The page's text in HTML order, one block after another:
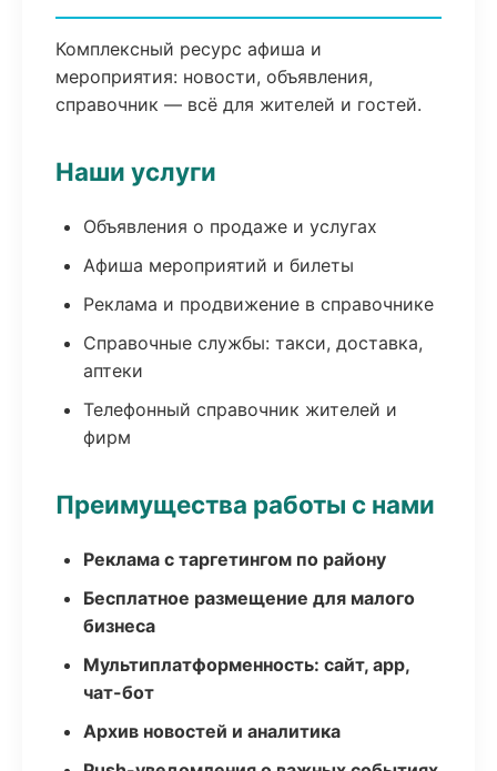
Комплексный ресурс афиша и
мероприятия: новости, объявления,
справочник — всё для жителей и гостей.
Наши услуги
Объявления о продаже и услугах
Афиша мероприятий и билеты
Реклама и продвижение в справочнике
Справочные службы: такси, доставка,
аптеки
Телефонный справочник жителей и
фирм
Преимущества работы с нами
Реклама с таргетингом по району
Бесплатное размещение для малого
бизнеса
Мультиплатформенность: сайт, app,
чат-бот
Архив новостей и аналитика